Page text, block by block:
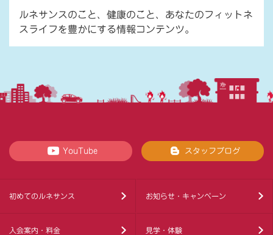
ルネサンスのこと、健康のこと、あなたのフィットネ
スライフを豊かにする情報コンテンツ。
YouTube スタッフブログ
初めてのルネサンス お知らせ・キャンペーン
入会案内・料金 見学・体験